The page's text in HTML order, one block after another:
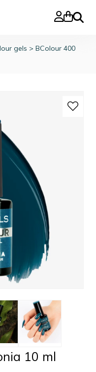
Zoeken
gels > BColour 400
10 ml